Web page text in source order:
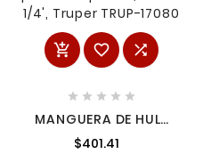
  
    
MANGUERA DE HULE
PARA COMPRESOR, 10
M X 1/4', TRUPER
$401.41